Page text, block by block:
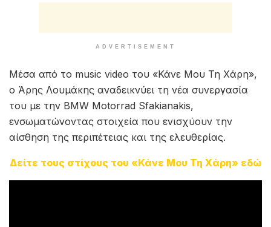
ADVERTISEMENT
Μέσα από το music video του «Κάνε Μου Τη Χάρη»,
ο Άρης Λουμάκης αναδεικνύει τη νέα συνεργασία
του με την BMW Motorrad Sfakianakis,
ενσωματώνοντας στοιχεία που ενισχύουν την
αίσθηση της περιπέτειας και της ελευθερίας.
Δείτε τους στίχους του «Κάνε Μου Τη Χάρη» εδώ